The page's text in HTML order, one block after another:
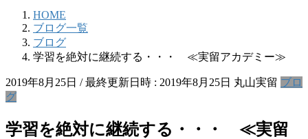
HOME
ブログ一覧
ブログ
学習を絶対に継続する・・・ ≪実留アカデミー≫
2019年8月25日 / 最終更新日時 : 2019年8月25日 丸山実留 ブロ
グ
学習を絶対に継続する・・・ ≪実留